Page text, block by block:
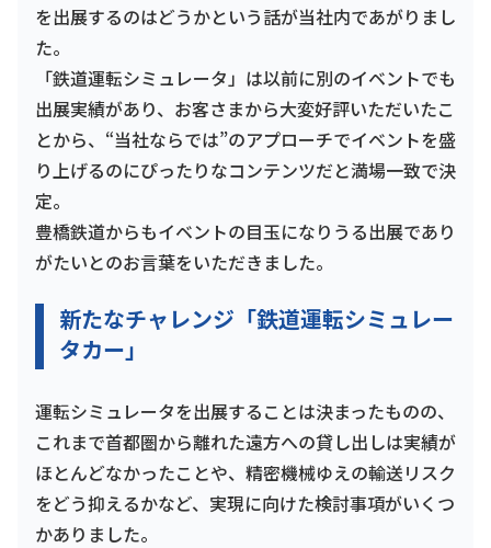
を出展するのはどうかという話が当社内であがりまし
た。
「鉄道運転シミュレータ」は以前に別のイベントでも
出展実績があり、お客さまから大変好評いただいたこ
とから、“当社ならでは”のアプローチでイベントを盛
り上げるのにぴったりなコンテンツだと満場一致で決
定。
豊橋鉄道からもイベントの目玉になりうる出展であり
がたいとのお言葉をいただきました。
新たなチャレンジ「鉄道運転シミュレー
タカー」
運転シミュレータを出展することは決まったものの、
これまで首都圏から離れた遠方への貸し出しは実績が
ほとんどなかったことや、精密機械ゆえの輸送リスク
をどう抑えるかなど、実現に向けた検討事項がいくつ
かありました。